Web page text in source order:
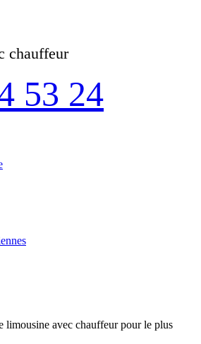
chauffeur
53 24
limousine avec chauffeur pour le plus